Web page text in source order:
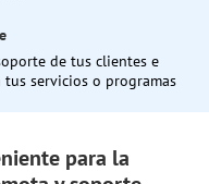
de tus clientes e
servicios o programas
para la